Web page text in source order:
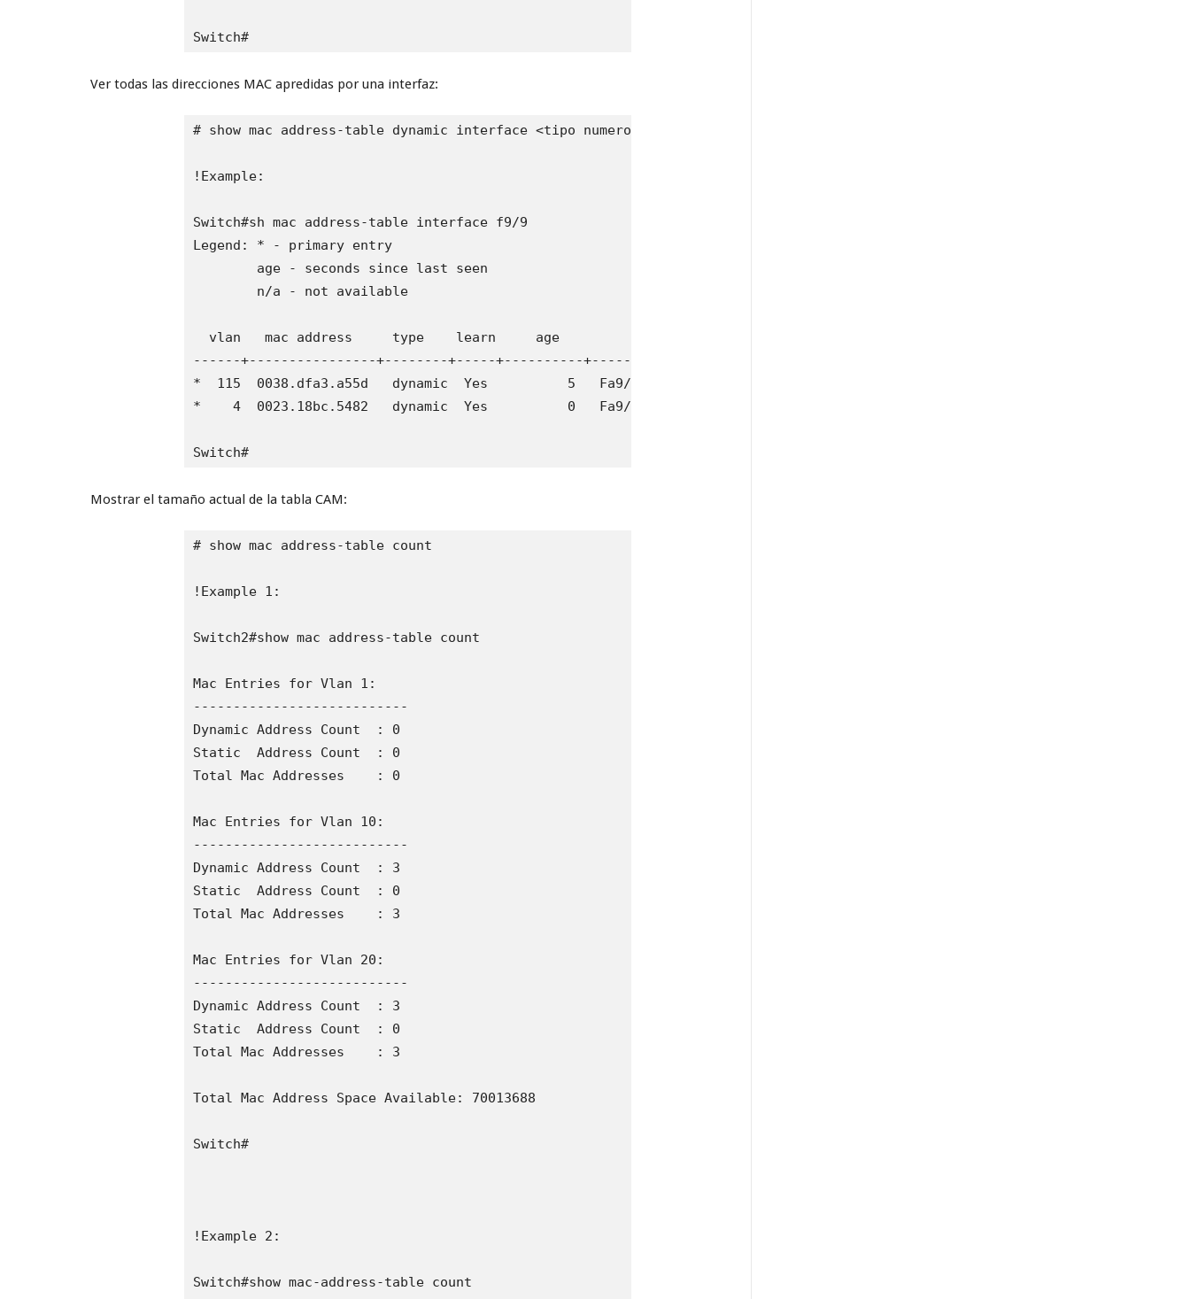
Switch#
Ver todas las direcciones MAC apredidas por una interfaz:
# show mac address-table dynamic interface <tipo numero>
!Example:
Switch#sh mac address-table interface f9/9
Legend: * - primary entry
age - seconds since last seen
n/a - not available
vlan   mac address     type    learn     age              ports
------+----------------+--------+-----+----------+--------------------------
*  115  0038.dfa3.a55d   dynamic  Yes          5   Fa9/9
*    4  0023.18bc.5482   dynamic  Yes          0   Fa9/9
Switch#
Mostrar el tamaño actual de la tabla CAM:
# show mac address-table count
!Example 1:
Switch2#show mac address-table count
Mac Entries for Vlan 1:
---------------------------
Dynamic Address Count  : 0
Static  Address Count  : 0
Total Mac Addresses    : 0
Mac Entries for Vlan 10:
---------------------------
Dynamic Address Count  : 3
Static  Address Count  : 0
Total Mac Addresses    : 3
Mac Entries for Vlan 20:
---------------------------
Dynamic Address Count  : 3
Static  Address Count  : 0
Total Mac Addresses    : 3
Total Mac Address Space Available: 70013688
Switch#
!Example 2:
Switch#show mac-address-table count